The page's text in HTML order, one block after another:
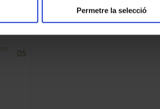
Permetre la selecció